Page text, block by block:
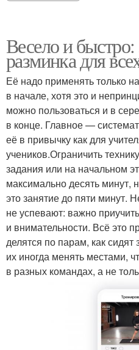
Весело и
разминка для
Её надо применять только
в начале, хотя это и
можно пользоваться и в
в конце. Главное —
её в привычку как для
учеников.Ограничить
задания или на начальном
максимально десять минут,
это занятие до пяти минут.
не успевают: важно
и внимательности. Всё это
делятся по парам, как
их иногда менять местами,
в разных командах, а не